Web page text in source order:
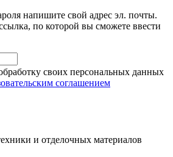
напишите свой адрес эл. почты.
по которой вы сможете ввести
своих персональных данных
соглашением
и отделочных материалов